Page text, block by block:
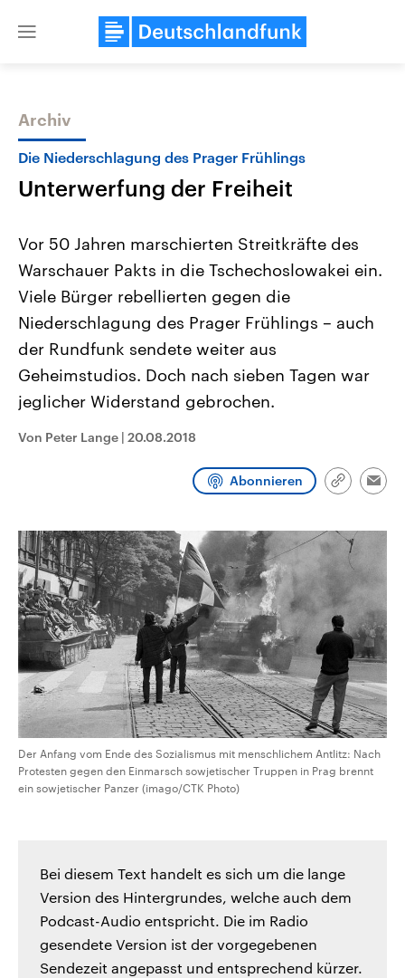
Close
Themen
Landtagswahl Sachsen-Anhalt
2026
Alle Informationen
Sachsen-Anhalt wählt am 6.
September 2026 einen neuen
Bundesland von einer Koalition aus
Umfragen, Prognosen,
Wahlprogramme, aktuelle Berichte
und Kandidaten der anstehenden
USA
Aktuelle Beiträge,
Hintergründe
Wirtschaftlich und
gehören die Vereinigten
den mächtigsten Ländern
mit großem Einfluss auf
Archiv
Die Niederschlagung des Prager Frühlings
Unterwerfung der Freiheit
Vor 50 Jahren marschierten Streitkräfte des
Warschauer Pakts in die Tschechoslowakei ein.
Viele Bürger rebellierten gegen die
Niederschlagung des Prager Frühlings – auch
der Rundfunk sendete weiter aus
Geheimstudios. Doch nach sieben Tagen war
jeglicher Widerstand gebrochen.
Von Peter Lange | 20.08.2018
Abonnieren
Link
Der Anfang vom Ende des Sozialismus mit menschlichem Antlitz: Nach
Protesten gegen den Einmarsch sowjetischer Truppen in Prag brennt
ein sowjetischer Panzer (imago/CTK Photo)
Bei diesem Text handelt es sich um die lange
Version des Hintergrundes, welche auch dem
Podcast-Audio entspricht. Die im Radio
gesendete Version ist der vorgegebenen
Sendezeit angepasst und entsprechend kürzer.